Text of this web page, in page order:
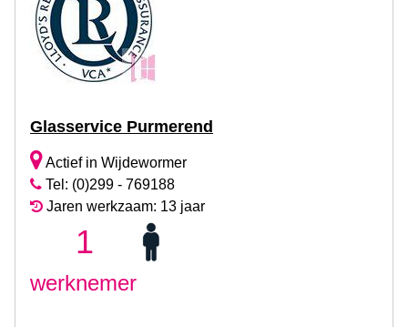
Glasservice Purmerend
Actief in Wijdewormer
Tel: (0)299 - 769188
Jaren werkzaam: 13 jaar
1
werknemer